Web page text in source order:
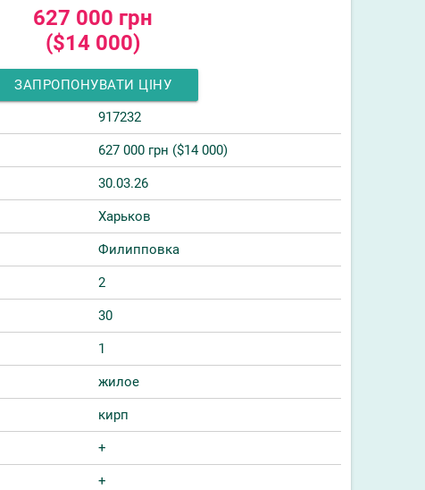
627 000 грн
($14 000)
ЗАПРОПОНУВАТИ ЦІНУ
917232
627 000 грн ($14 000)
30.03.26
Харьков
Филипповка
2
30
1
жилое
кирп
+
+